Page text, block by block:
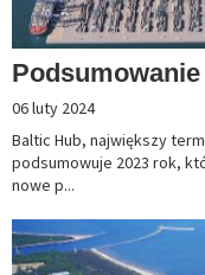
06 luty 2024
Baltic Hub, największy
podsumowuje 2023 rok,
nowe p...